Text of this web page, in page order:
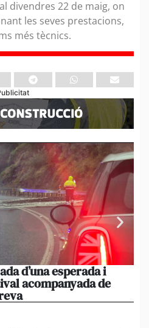
divendres 22 de maig, on
les seves prestacions,
més tècnics.
d’una esperada i
acompanyada de